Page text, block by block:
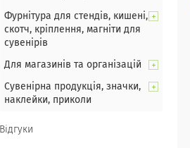
Фурнітура для стендів, кишені,
скотч, кріплення, магніти для
сувенірів
Для магазинів та організацій
Сувенірна продукція, значки,
наклейки, приколи
Відгуки